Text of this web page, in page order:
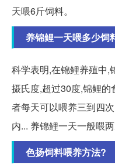
天喂6斤饲料。
养锦鲤一天喂多少饲
科学表明,在锦鲤养殖中
摄氏度,超过30度,锦鲤
者每天可以喂养三到四
内... 养锦鲤一天一般喂
色扬饲料喂养方法?